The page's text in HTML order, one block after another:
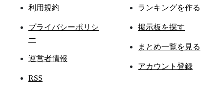
利用規約
プライバシーポリシ
ー
運営者情報
RSS
ランキングを作る
掲示板を探す
まとめ一覧を見る
アカウント登録